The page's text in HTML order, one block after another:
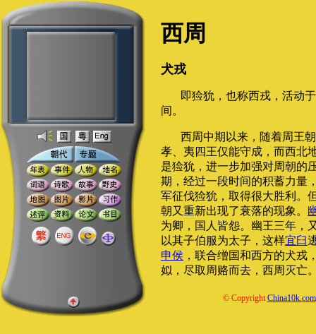
西周
犬戎
即猃狁，也称西戎，活动
间。
西周中期以来，随着周王
孝、夷四王仅能守成，而西北
是猃狁，进一步加强对周朝的
期，经过一段时间的积蓄力量
军征伐猃狁，取得很大胜利。
朝又重新出现了衰落的现象。
为卿，国人皆怨。幽王三年，
以其子伯服为太子，这样宜臼
申侯 ，联合缯国和西方的犬戎
姒，尽取周赂而去，西周灭亡
© CopyrightChina10k.com